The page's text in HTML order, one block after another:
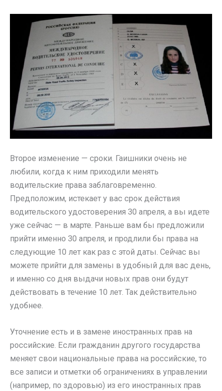
Второе изменение — сроки. Гаишники очень не
любили, когда к ним приходили менять
водительские права заблаговременно.
Предположим, истекает у вас срок действия
водительского удостоверения 30 апреля, а вы идете
уже сейчас — в марте. Раньше вам бы предложили
прийти именно 30 апреля, и продлили бы права на
следующие 10 лет как раз с этой даты. Сейчас вы
можете прийти для замены в удобный для вас день,
и именно со дня выдачи новых прав они будут
действовать в течение 10 лет. Так действительно
удобнее.
Уточнение есть и в замене иностранных прав на
российские. Если гражданин другого государства
меняет свои национальные права на российские, то
все записи и отметки об ограничениях в управлении
(например, по здоровью) из его иностранных прав